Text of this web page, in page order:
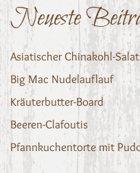
Neueste
Asiatischer Chinakohl-Salat
Big Mac Nudelauflauf
Kräuterbutter-Board
Beeren-Clafoutis
Pfannkuchentorte mit